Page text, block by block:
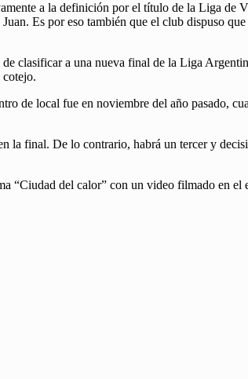
a la definición por el título de la Liga de
Es por eso también que el club dispuso
clasificar a una nueva final de la Liga
de local fue en noviembre del año pasado,
la final. De lo contrario, habrá un tercer y
“Ciudad del calor” con un video filmado en el